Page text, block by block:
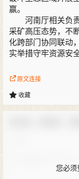
赢。
河南厅相关负责
采矿高压态势，不
化跨部门协同联动
实举措守牢资源安
原文连接
收藏
您必须